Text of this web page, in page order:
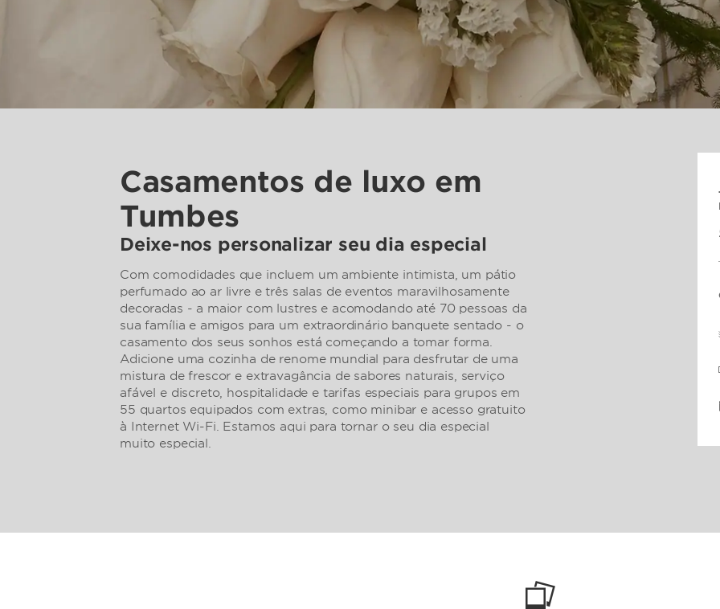
Casamentos de luxo em
Tumbes
Deixe-nos personalizar seu dia especial
Com comodidades que incluem um ambiente intimista, um pátio
perfumado ao ar livre e três salas de eventos maravilhosamente
decoradas - a maior com lustres e acomodando até 70 pessoas da
sua família e amigos para um extraordinário banquete sentado - o
casamento dos seus sonhos está começando a tomar forma.
Adicione uma cozinha de renome mundial para desfrutar de uma
mistura de frescor e extravagância de sabores naturais, serviço
afável e discreto, hospitalidade e tarifas especiais para grupos em
55 quartos equipados com extras, como minibar e acesso gratuito
à Internet Wi-Fi. Estamos aqui para tornar o seu dia especial
muito especial.